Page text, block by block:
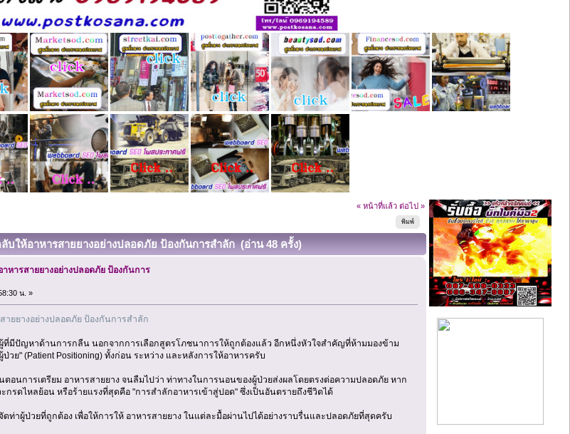
« หน้าที่แล้ว ต่อไป »
พิมพ์
บให้อาหารสายยางอย่างปลอดภัย ป้องกันการสำลัก (อ่าน 48 ครั้ง)
าหารสายยางอย่างปลอดภัย ป้องกันการ
น. »
ายยางอย่างปลอดภัย ป้องกันการสำลัก
ที่มีปัญหาด้านการกลืน นอกจากการเลือกสูตรโภชนาการให้ถูกต้องแล้ว อีกหนึ่งหัวใจสำคัญที่ห้ามมองข้าม
วย" (Patient Positioning) ทั้งก่อน ระหว่าง และหลังการให้อาหารครับ
อนการเตรียม อาหารสายยาง จนลืมไปว่า ท่าทางในการนอนของผู้ป่วยส่งผลโดยตรงต่อความปลอดภัย หาก
กรดไหลย้อน หรือร้ายแรงที่สุดคือ "การสำลักอาหารเข้าสู่ปอด" ซึ่งเป็นอันตรายถึงชีวิตได้
ท่าผู้ป่วยที่ถูกต้อง เพื่อให้การให้ อาหารสายยาง ในแต่ละมื้อผ่านไปได้อย่างราบรื่นและปลอดภัยที่สุดครับ